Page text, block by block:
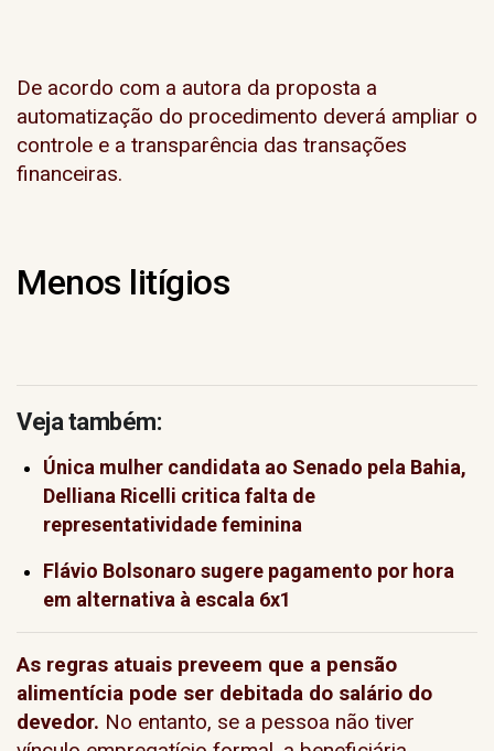
De acordo com a autora da proposta a
automatização do procedimento deverá ampliar o
controle e a transparência das transações
financeiras.
Menos litígios
Veja também:
Única mulher candidata ao Senado pela Bahia,
Delliana Ricelli critica falta de
representatividade feminina
Flávio Bolsonaro sugere pagamento por hora
em alternativa à escala 6x1
As regras atuais preveem que a pensão
alimentícia pode ser debitada do salário do
devedor. No entanto, se a pessoa não tiver